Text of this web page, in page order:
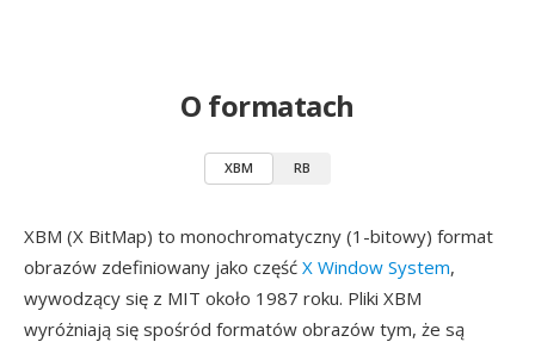
O formatach
XBM RB
XBM (X BitMap) to monochromatyczny (1-bitowy) format
obrazów zdefiniowany jako część X Window System,
wywodzący się z MIT około 1987 roku. Pliki XBM
wyróżniają się spośród formatów obrazów tym, że są